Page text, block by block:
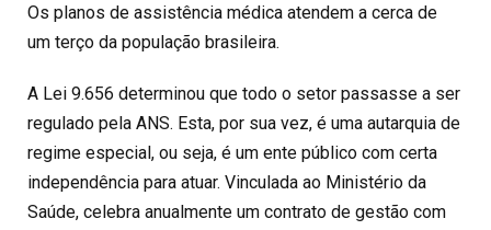
Os planos de assistência médica atendem a cerca de
um terço da população brasileira.
A Lei 9.656 determinou que todo o setor passasse a ser
regulado pela ANS. Esta, por sua vez, é uma autarquia de
regime especial, ou seja, é um ente público com certa
independência para atuar. Vinculada ao Ministério da
Saúde, celebra anualmente um contrato de gestão com